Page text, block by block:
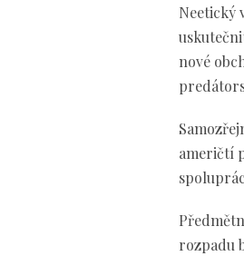
Neetický
nové
američtí
rozpadu